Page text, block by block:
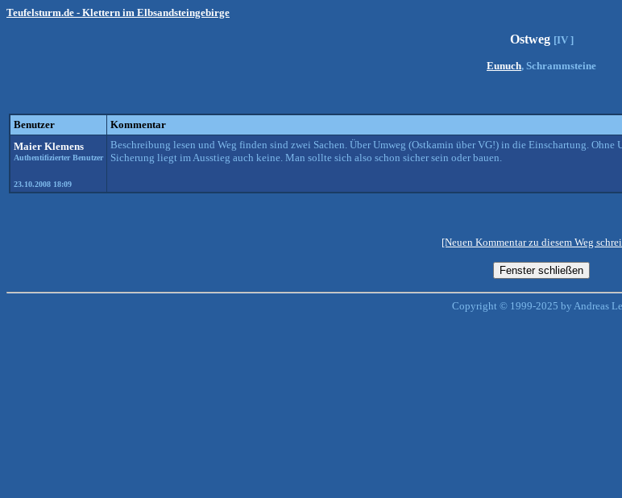
Teufelsturm.de - Klettern im Elbsandsteingebirge
Ostweg [IV ]
Eunuch, Schrammsteine
Benutzer Kommentar
Maier Klemens
Authentifizierter Benutzer
23.10.2008 18:09
Beschreibung lesen und Weg finden sind zwei Sachen. Über Umweg (Ostkamin über VG!) in die Einschartung.
Sicherung liegt im Ausstieg auch keine. Man sollte sich also schon sicher sein oder bauen.
[Neuen Kommentar zu diesem Weg
Copyright © 1999-2025 by Andreas